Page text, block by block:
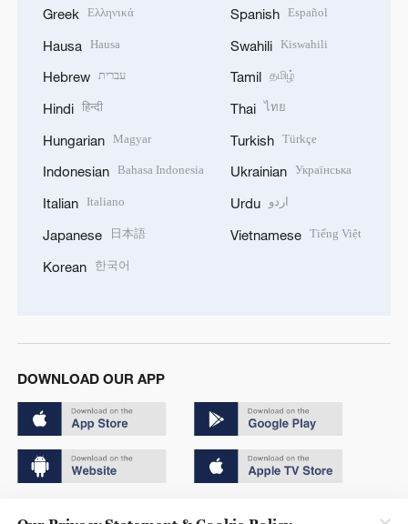
Greek Ελληνικά
Hausa Hausa
Hebrew עברית
Hindi हिन्दी
Hungarian Magyar
Indonesian Bahasa Indonesia
Italian Italiano
Japanese 日本語
Korean 한국어
Spanish Español
Swahili Kiswahili
Tamil தமிழ்
Thai ไทย
Turkish Türkçe
Ukrainian Українська
Urdu اردو
Vietnamese Tiếng Việt
DOWNLOAD OUR APP